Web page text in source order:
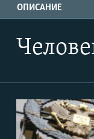
ОПИСАНИЕ